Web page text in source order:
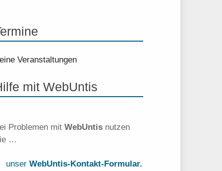
Veranstaltungen
mit WebUntis
Problemen mitWebUntis nutzen
…
unserWebUntis-Kontakt-Formular.